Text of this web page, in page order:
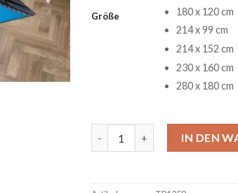
Größe
180 x 120 cm
214 x 99 cm
214 x 152 cm
230 x 160 cm
280 x 180 cm
IN DEN